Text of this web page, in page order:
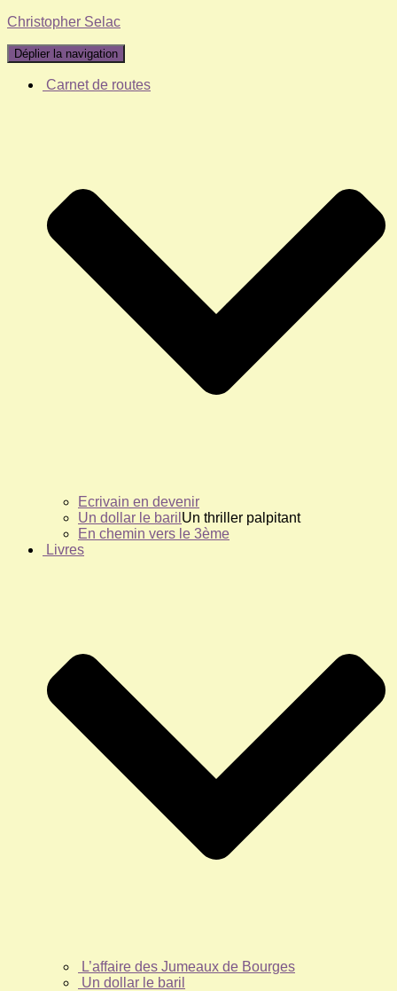
Christopher Selac
Déplier la navigation
Carnet de routes
Ecrivain en devenir
Un dollar le baril Un thriller palpitant
En chemin vers le 3ème
Livres
L’affaire des Jumeaux de Bourges
Un dollar le baril